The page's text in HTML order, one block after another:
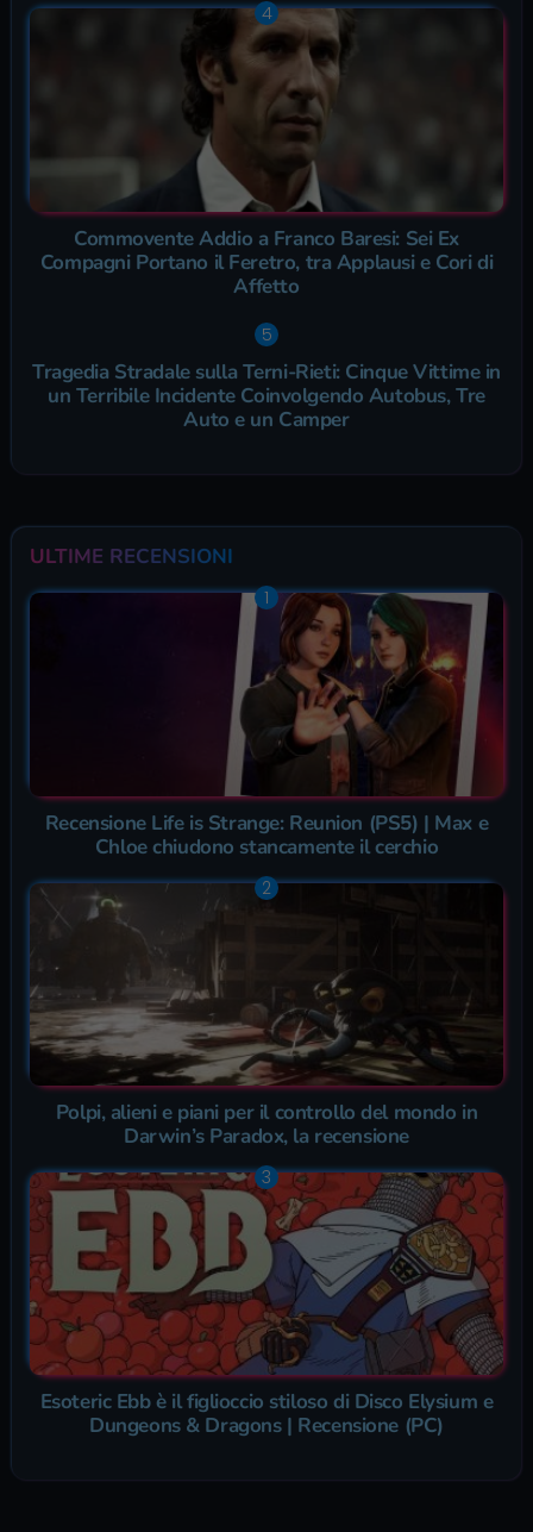
Commovente Addio a Franco Baresi: Sei Ex
Compagni Portano il Feretro, tra Applausi e Cori di
Affetto
Tragedia Stradale sulla Terni-Rieti: Cinque Vittime in
un Terribile Incidente Coinvolgendo Autobus, Tre
Auto e un Camper
ULTIME RECENSIONI
Recensione Life is Strange: Reunion (PS5) | Max e
Chloe chiudono stancamente il cerchio
Polpi, alieni e piani per il controllo del mondo in
Darwin’s Paradox, la recensione
Esoteric Ebb è il figlioccio stiloso di Disco Elysium e
Dungeons & Dragons | Recensione (PC)